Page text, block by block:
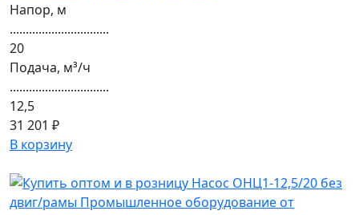
Напор, м
...............................
20
Подача, м³/ч
...............................
12,5
31 201 ₽
В корзину